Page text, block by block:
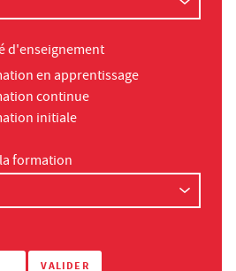
d'enseignement
en apprentissage
continue
initiale
formation